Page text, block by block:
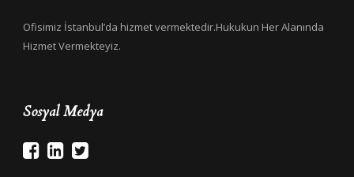
Ofisimiz İstanbul’da hizmet vermektedir.Hukukun Her Alanında
Hizmet Vermekteyiz.
Sosyal Medya